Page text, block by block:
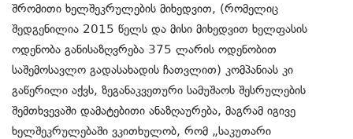
შრომითი ხელშეკრულების მიხედვით, (რომელიც
შედგენილია 2015 წელს და მისი მიხედვით ხელფასის
ოდენობა განისაზღვრება 375 ლარის ოდენობით
საშემოსავლო გადასახადის ჩათვლით) კომპანიას კი
გაწერილი აქვს, ზეგანაკვეთური სამუშაოს შესრულების
შემთხვევაში დამატებითი ანაზღაურება, მაგრამ იგივე
ხელშეკრულებაში ვკითხულობ, რომ „საკუთარი